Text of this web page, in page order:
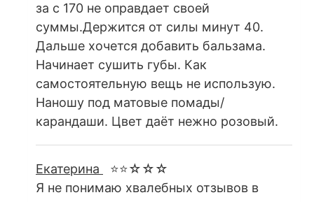
за с 170 не оправдает своей
суммы.Держится от силы минут 40.
Дальше хочется добавить бальзама.
Начинает сушить губы. Как
самостоятельную вещь не использую.
Наношу под матовые помады/
карандаши. Цвет даёт нежно розовый.
Екатерина
⭐⭐☆☆☆
Я не понимаю хвалебных отзывов в